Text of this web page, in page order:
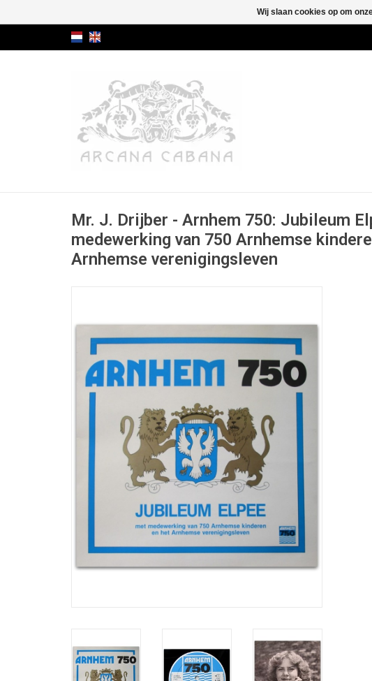
Mr. J. Drijber - Arnhem 750: Jubileum
medewerking van 750 Arnhemse
Arnhemse verenigingsleven
Wij slaan cookies op om